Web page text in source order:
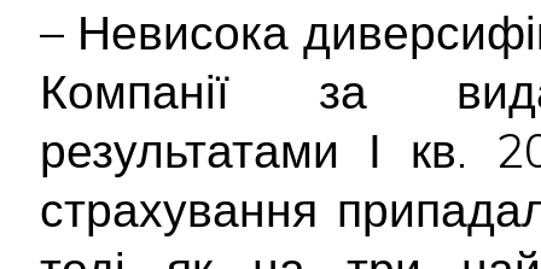
– Невисока
Компанії за
результатами І кв.
страхування